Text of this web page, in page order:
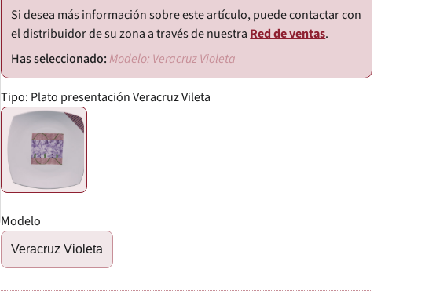
Si desea más información sobre este artículo, puede contactar con
el distribuidor de su zona a través de nuestra Red de ventas.
Modelo: Veracruz Violeta
Tipo: Plato presentación Veracruz Vileta
Modelo
Veracruz Violeta